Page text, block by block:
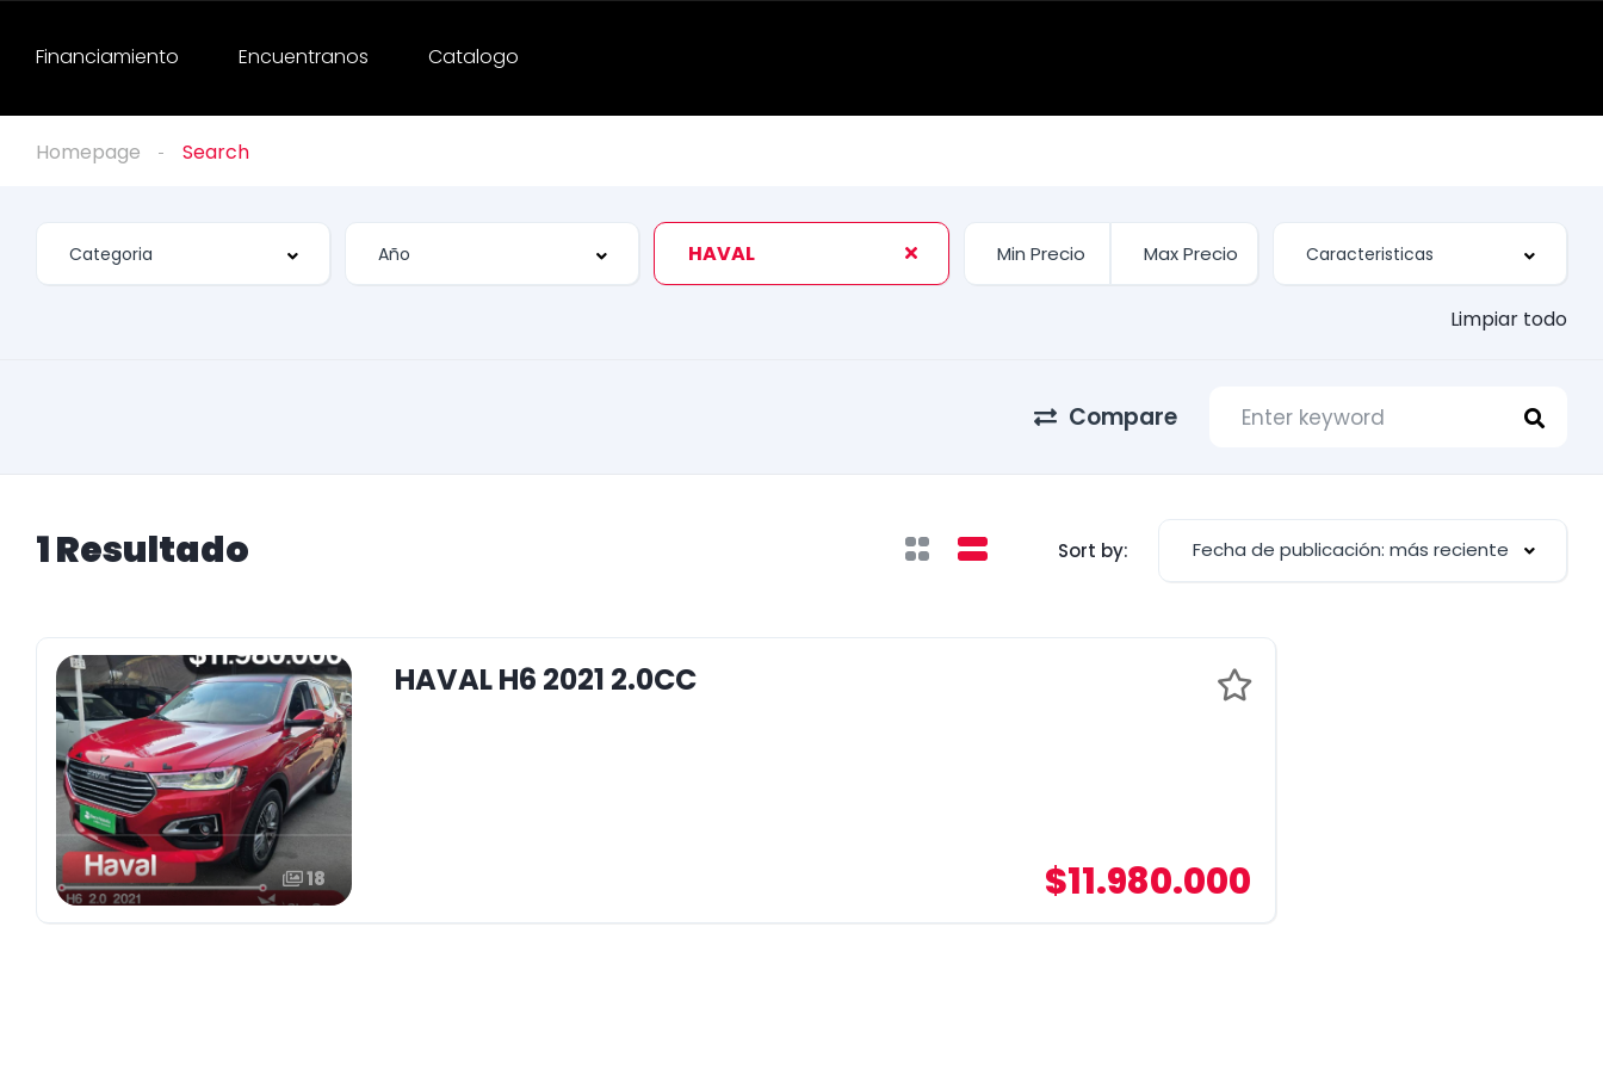
Financiamiento Encuentranos Catalogo
Homepage Search
HAVAL
Limpiar todo
Compare
1 Resultado Sort by: Fecha de publicación: más reciente
18
HAVAL H6 2021 2.0CC
$11.980.000